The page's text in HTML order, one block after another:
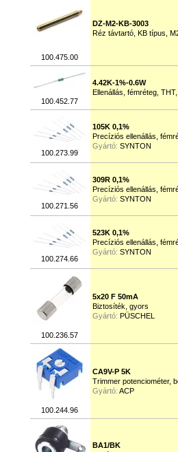
100.475.00
DZ-M2-KB-3003
Réz távtartó, KB típus,
100.452.77
4.42K-1%-0.6W
Ellenállás, fémréteg,
100.273.99
105K 0,1%
Precíziós ellenállás,
Gyártó: SYNTON
100.271.56
309R 0,1%
Precíziós ellenállás,
Gyártó: SYNTON
100.274.66
523K 0,1%
Precíziós ellenállás,
Gyártó: SYNTON
100.236.57
5x20 F 50mA
Biztosíték, gyors
Gyártó: PÜSCHEL
100.244.96
CA9V-P 5K
Trimmer potenciométer,
Gyártó: ACP
BA1/BK